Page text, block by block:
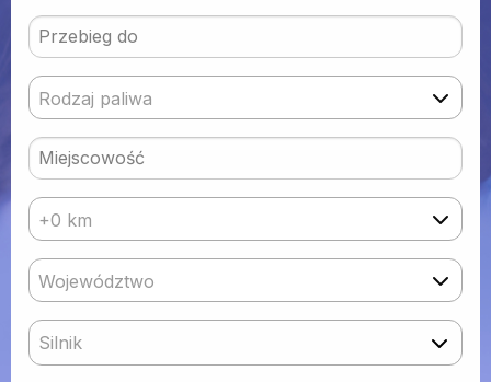
Rodzaj paliwa
+0 km
Województwo
Silnik